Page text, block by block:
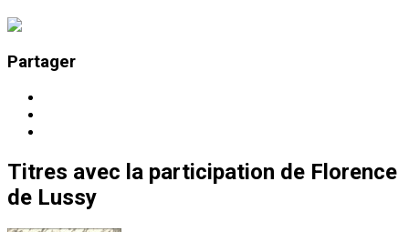
Partager
Titres avec la participation de Florence
de Lussy